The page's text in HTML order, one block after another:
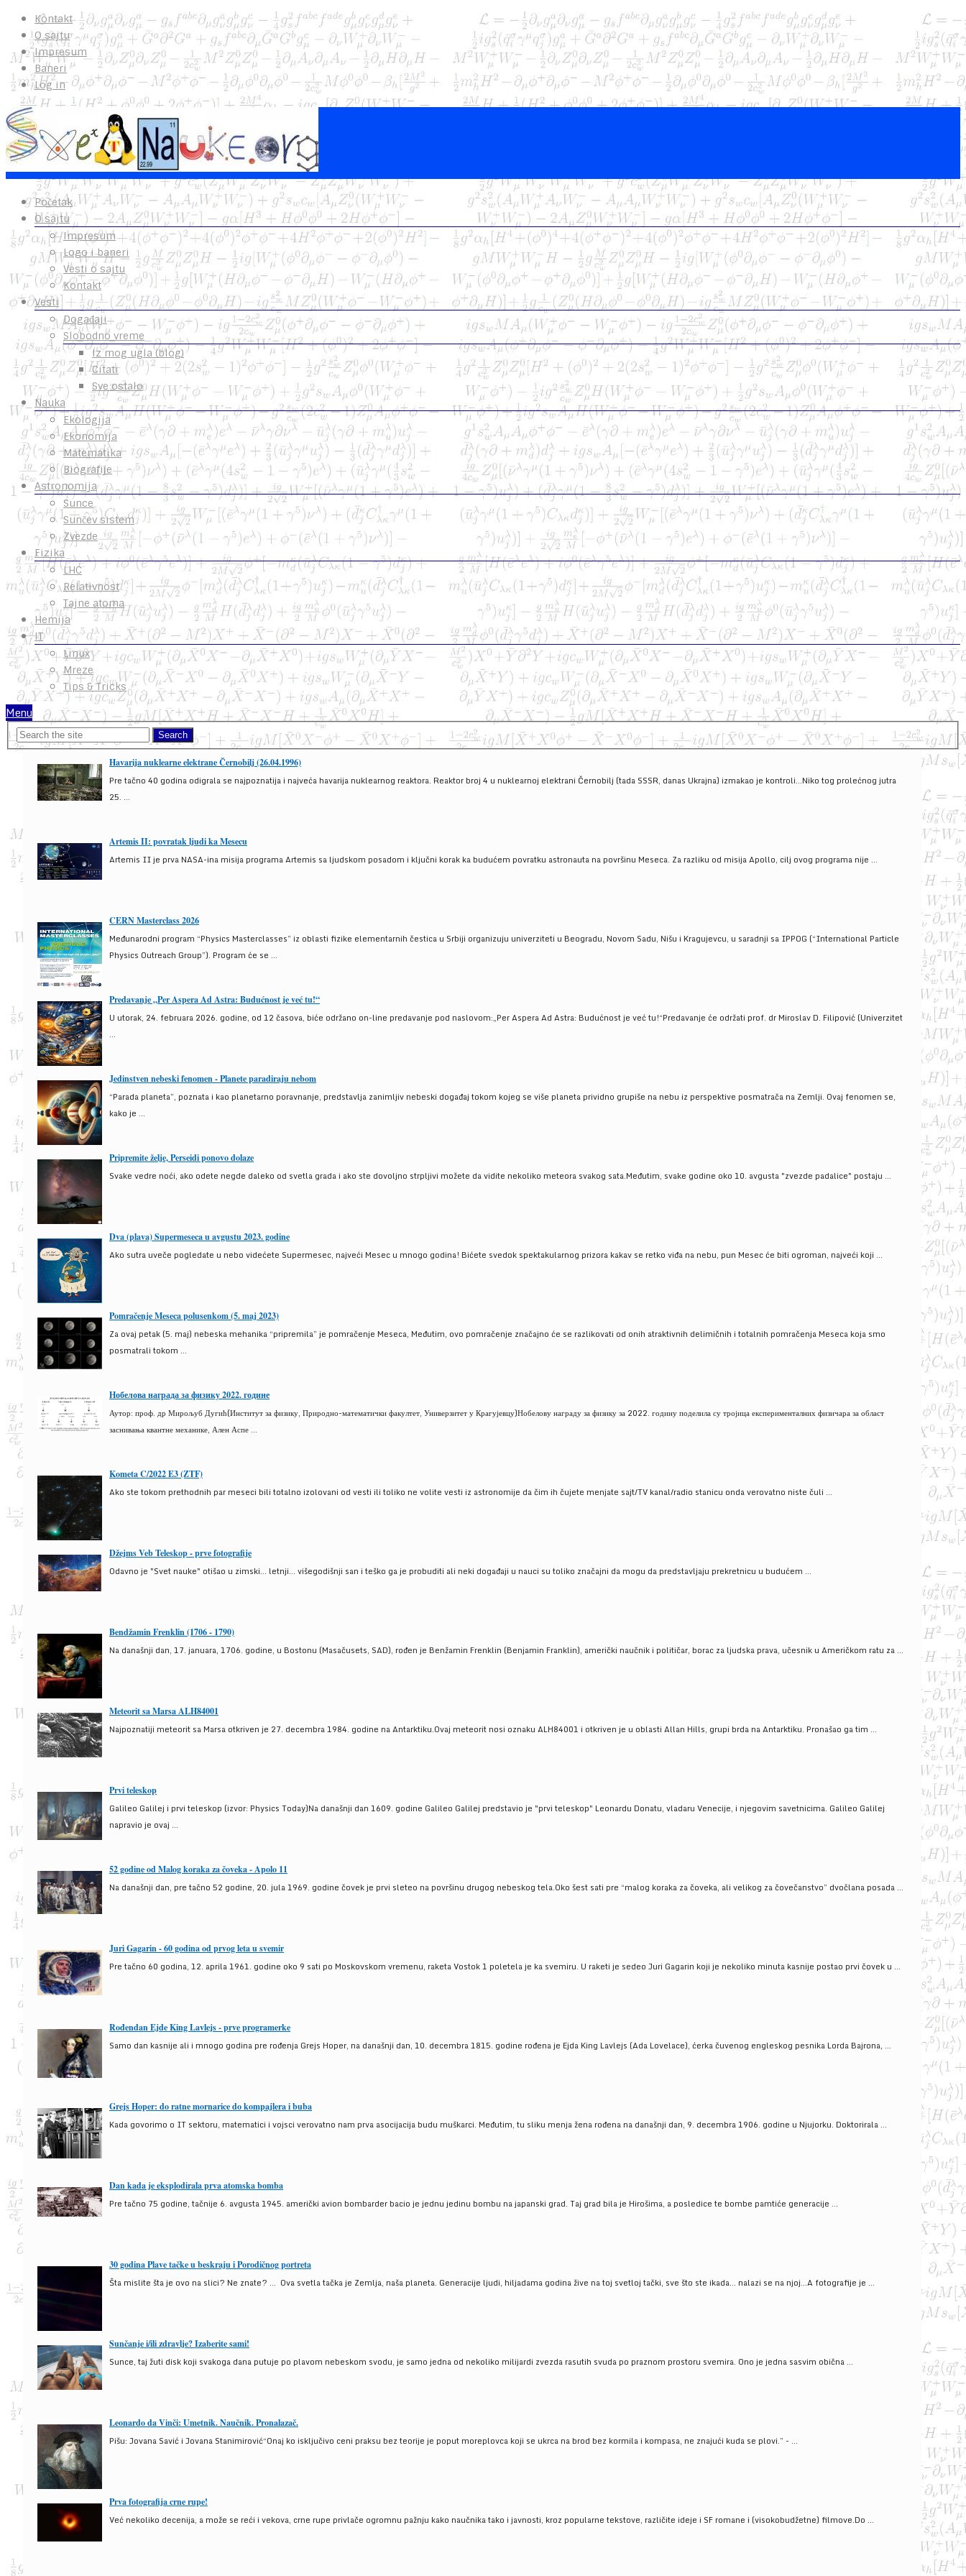
Kontakt
O sajtu
Impresum
Baneri
Log in
Početak
O sajtu
Impresum
Logo i baneri
Vesti o sajtu
Kontakt
Vesti
Događaji
Slobodno vreme
Iz mog ugla (blog)
Citati
Sve ostalo
Nauka
Ekologija
Ekonomija
Matematika
Biografije
Astronomija
Sunce
Sunčev sistem
Zvezde
Fizika
LHC
Relativnost
Tajne atoma
Hemija
IT
Linux
Mreze
Tips & Tricks
Menu
Havarija nuklearne elektrane Černobilj (26.04.1996)
Pre tačno 40 godina odigrala se najpoznatija i najveća havarija nuklearnog reaktora. Reaktor broj 4 u nuklearnoj elektrani Černobilj (tada SSSR, danas Ukrajna) izmakao je kontroli...Niko tog prolećnog jutra
25. ...
Artemis II: povratak ljudi ka Mesecu
Artemis II je prva NASA-ina misija programa Artemis sa ljudskom posadom i ključni korak ka budućem povratku astronauta na površinu Meseca. Za razliku od misija Apollo, cilj ovog programa nije ...
CERN Masterclass 2026
Međunarodni program “Physics Masterclasses” iz oblasti fizike elementarnih čestica u Srbiji organizuju univerziteti u Beogradu, Novom Sadu, Nišu i Kragujevcu, u saradnji sa IPPOG (“International Particle
Physics Outreach Group”). Program će se ...
Predavanje „Per Aspera Ad Astra: Budućnost je već tu!“
U utorak, 24. februara 2026. godine, od 12 časova, biće održano on-line predavanje pod naslovom:„Per Aspera Ad Astra: Budućnost je već tu!“Predavanje će održati prof. dr Miroslav D. Filipović (Univerzitet
...
Jedinstven nebeski fenomen - Planete paradiraju nebom
“Parada planeta”, poznata i kao planetarno poravnanje, predstavlja zanimljiv nebeski događaj tokom kojeg se više planeta prividno grupiše na nebu iz perspektive posmatrača na Zemlji. Ovaj fenomen se,
kako je ...
Pripremite želje, Perseidi ponovo dolaze
Svake vedre noći, ako odete negde daleko od svetla grada i ako ste dovoljno strpljivi možete da vidite nekoliko meteora svakog sata.Međutim, svake godine oko 10. avgusta "zvezde padalice" postaju ...
Dva (plava) Supermeseca u avgustu 2023. godine
Ako sutra uveče pogledate u nebo videćete Supermesec, najveći Mesec u mnogo godina! Bićete svedok spektakularnog prizora kakav se retko viđa na nebu, pun Mesec će biti ogroman, najveći koji ...
Pomračenje Meseca polusenkom (5. maj 2023)
Za ovaj petak (5. maj) nebeska mehanika “pripremila” je pomračenje Meseca, Međutim, ovo pomračenje značajno će se razlikovati od onih atraktivnih delimičnih i totalnih pomračenja Meseca koja smo
posmatrali tokom ...
Нобелова награда за физику 2022. године
Аутор: проф. др Мирољуб Дугић(Институт за физику, Природно-математички факултет, Универзитет у Крагујевцу)Нобелову награду за физику за 2022. годину поделила су тројица експерименталних физичара за област
заснивања квантне механике, Ален Аспе ...
Kometa C/2022 E3 (ZTF)
Ako ste tokom prethodnih par meseci bili totalno izolovani od vesti ili toliko ne volite vesti iz astronomije da čim ih čujete menjate sajt/TV kanal/radio stanicu onda verovatno niste čuli ...
Džejms Veb Teleskop - prve fotografije
Odavno je "Svet nauke" otišao u zimski... letnji... višegodišnji san i teško ga je probuditi ali neki događaji u nauci su toliko značajni da mogu da predstavljaju prekretnicu u budućem ...
Bendžamin Frenklin (1706 - 1790)
Na današnji dan, 17. januara, 1706. godine, u Bostonu (Masačusets, SAD), rođen je Benžamin Frenklin (Benjamin Franklin), američki naučnik i političar, borac za ljudska prava, učesnik u Američkom ratu za ...
Meteorit sa Marsa ALH84001
Najpoznatiji meteorit sa Marsa otkriven je 27. decembra 1984. godine na Antarktiku.Ovaj meteorit nosi oznaku ALH84001 i otkriven je u oblasti Allan Hills, grupi brda na Antarktiku. Pronašao ga tim ...
Prvi teleskop
Galileo Galilej i prvi teleskop (izvor: Physics Today)Na današnji dan 1609. godine Galileo Galilej predstavio je "prvi teleskop" Leonardu Donatu, vladaru Venecije, i njegovim savetnicima. Galileo Galilej
napravio je ovaj ...
52 godine od Malog koraka za čoveka - Apolo 11
Na današnji dan, pre tačno 52 godine, 20. jula 1969. godine čovek je prvi sleteo na površinu drugog nebeskog tela.Oko šest sati pre “malog koraka za čoveka, ali velikog za čovečanstvo” dvočlana posada ...
Juri Gagarin - 60 godina od prvog leta u svemir
Pre tačno 60 godina, 12. aprila 1961. godine oko 9 sati po Moskovskom vremenu, raketa Vostok 1 poletela je ka svemiru. U raketi je sedeo Juri Gagarin koji je nekoliko minuta kasnije postao prvi čovek u ...
Rođendan Ejde King Lavlejs - prve programerke
Samo dan kasnije ali i mnogo godina pre rođenja Grejs Hoper, na današnji dan, 10. decembra 1815. godine rođena je Ejda King Lavlejs (Ada Lovelace), ćerka čuvenog engleskog pesnika Lorda Bajrona, ...
Grejs Hoper: do ratne mornarice do kompajlera i buba
Kada govorimo o IT sektoru, matematici i vojsci verovatno nam prva asocijacija budu muškarci. Međutim, tu sliku menja žena rođena na današnji dan, 9. decembra 1906. godine u Njujorku. Doktorirala ...
Dan kada je eksplodirala prva atomska bomba
Pre tačno 75 godine, tačnije 6. avgusta 1945. američki avion bombarder bacio je jednu jedinu bombu na japanski grad. Taj grad bila je Hirošima, a posledice te bombe pamtiće generacije ...
30 godina Plave tačke u beskraju i Porodičnog portreta
Šta mislite šta je ovo na slici? Ne znate? … Ova svetla tačka je Zemlja, naša planeta. Generacije ljudi, hiljadama godina žive na toj svetloj tački, sve što ste ikada… nalazi se na njoj…A fotografije je ...
Sunčanje i/ili zdravlje? Izaberite sami!
Sunce, taj žuti disk koji svakoga dana putuje po plavom nebeskom svodu, je samo jedna od nekoliko milijardi zvezda rasutih svuda po praznom prostoru svemira. Ono je jedna sasvim obična ...
Leonardo da Vinči: Umetnik. Naučnik. Pronalazač.
Pišu: Jovana Savić i Jovana Stanimirović“Onaj ko isključivo ceni praksu bez teorije je poput moreplovca koji se ukrca na brod bez kormila i kompasa, ne znajući kuda se plovi.” - ...
Prva fotografija crne rupe!
Već nekoliko decenija, a može se reći i vekova, crne rupe privlače ogromnu pažnju kako naučnika tako i javnosti, kroz popularne tekstove, različite ideje i SF romane i (visokobudžetne) filmove.Do ...